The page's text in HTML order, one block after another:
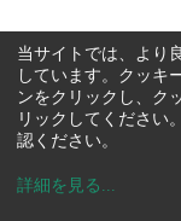
当サイトでは、より
しています。クッキ
ンをクリックし、ク
リックしてください
認ください。
詳細を見る ...